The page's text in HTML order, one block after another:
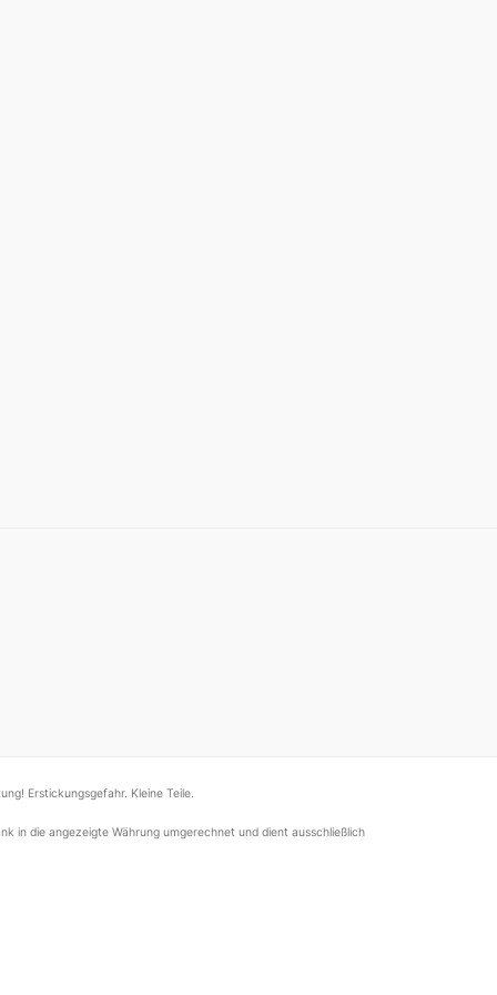
Erstickungsgefahr. Kleine Teile.
in die angezeigte Währung umgerechnet und dient ausschließlich